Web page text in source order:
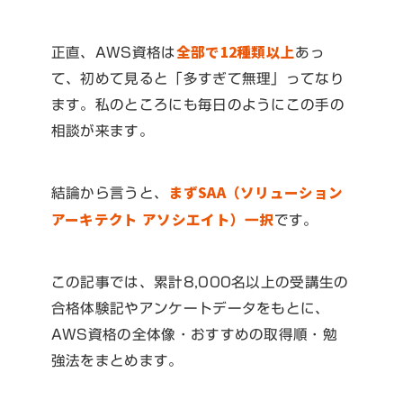
正直、AWS資格は全部で12種類以上あっ
て、初めて見ると「多すぎて無理」ってなり
ます。私のところにも毎日のようにこの手の
相談が来ます。
結論から言うと、
まずSAA（ソリューション
アーキテクト アソシエイト）一択です。
この記事では、累計8,000名以上の受講生の
合格体験記やアンケートデータをもとに、
AWS資格の全体像・おすすめの取得順・勉
強法をまとめます。